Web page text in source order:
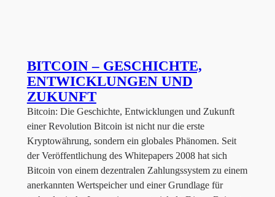
BITCOIN – GESCHICHTE,
ENTWICKLUNGEN UND
ZUKUNFT
Bitcoin: Die Geschichte, Entwicklungen und Zukunft
einer Revolution Bitcoin ist nicht nur die erste
Kryptowährung, sondern ein globales Phänomen. Seit
der Veröffentlichung des Whitepapers 2008 hat sich
Bitcoin von einem dezentralen Zahlungssystem zu einem
anerkannten Wertspeicher und einer Grundlage für